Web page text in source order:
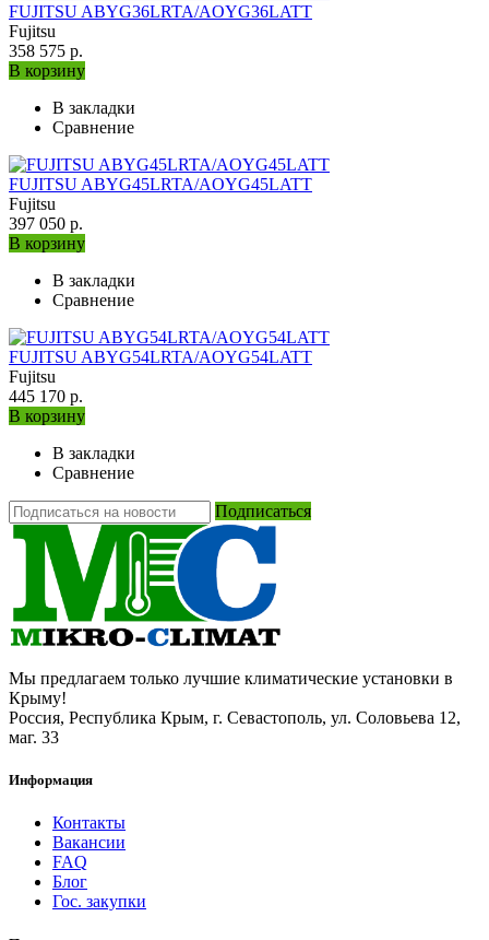
FUJITSU ABYG36LRTA/AOYG36LATT
Fujitsu
358 575 р.
В корзину
В закладки
Сравнение
FUJITSU ABYG45LRTA/AOYG45LATT
Fujitsu
397 050 р.
В корзину
В закладки
Сравнение
FUJITSU ABYG54LRTA/AOYG54LATT
Fujitsu
445 170 р.
В корзину
В закладки
Сравнение
Подписаться
Мы предлагаем только лучшие климатические установки в
Крыму!
Россия, Республика Крым, г. Севастополь, ул. Соловьева 12,
маг. 33
Информация
Контакты
Вакансии
FAQ
Блог
Гос. закупки